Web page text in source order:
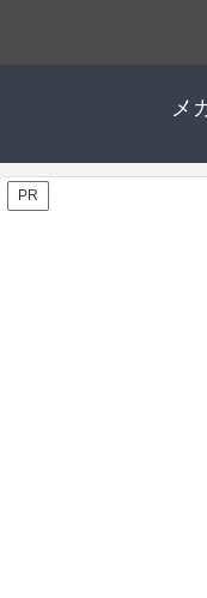
メ
PR